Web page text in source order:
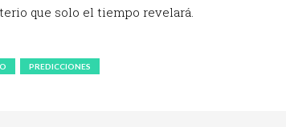
que solo el tiempo revelará.
PREDICCIONES